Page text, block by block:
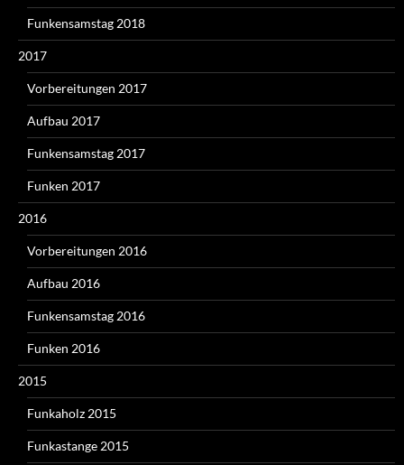
Funkensamstag 2018
2017
Vorbereitungen 2017
Aufbau 2017
Funkensamstag 2017
Funken 2017
2016
Vorbereitungen 2016
Aufbau 2016
Funkensamstag 2016
Funken 2016
2015
Funkaholz 2015
Funkastange 2015